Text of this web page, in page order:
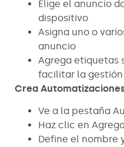
Elige el anuncio
dispositivo
Asigna uno o
anuncio
Agrega etiquetas
facilitar la gestión
Crea
Ve a la pestaña
Haz clic en
Define el nombre